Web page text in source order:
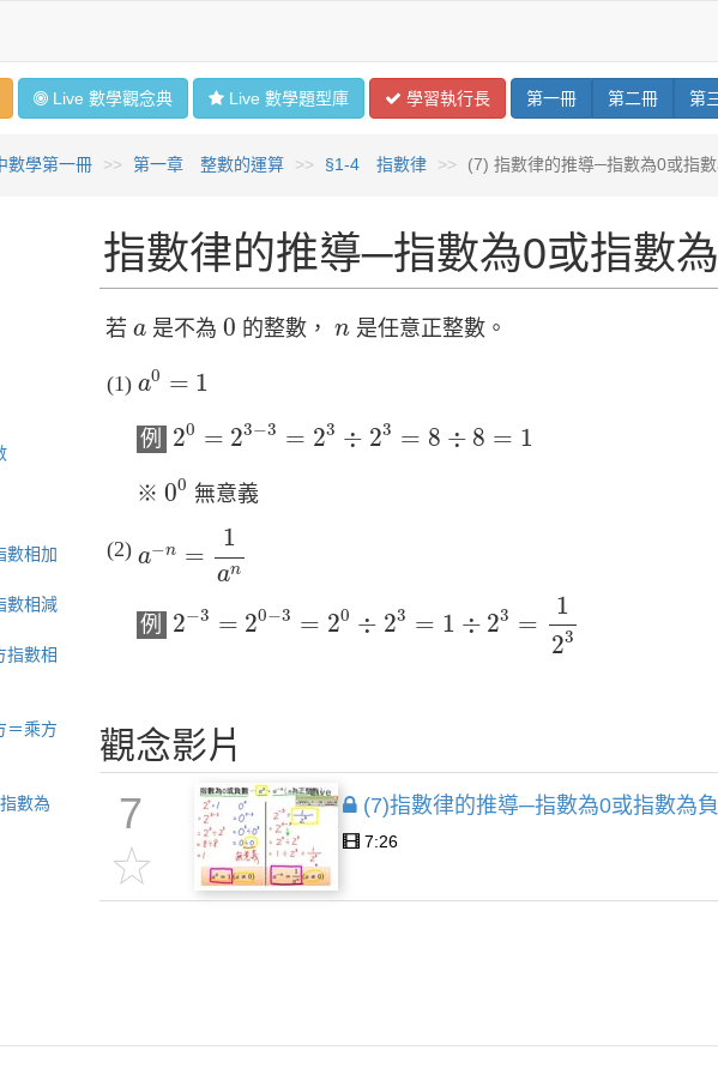
Live 數學觀念典 Live 數學題型庫 學習執行長 第一冊 第二冊 第
數學第一冊 第一章 整數的運算 §1-4 指數律 (7) 指數律的推導─指數為0或指
指數律的推導─指數為0或指數
若 a
a是不為 0
0 的整數， n
n是任意正整數。
a0 = 1
a0
例 20 = 23−3 = 23 ÷ 23 = 8 ÷ 8 = 1
20 3− 3= 3÷2 =8÷ =1
※ 00
00
無意義
a−n =
1
an
n
例 2−3 = 20−3 = 20 ÷ 23 = 1 ÷ 23 =
1
23
觀念影片
7 (7)指數律的推導─指數為0或指數為
7:26
數相加
數相減
指數相
＝乘方
數為